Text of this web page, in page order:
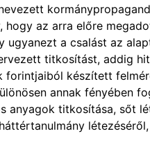
az arra előre
ugyanezt a csalást az
titkosítást, addig
készített
annak fényében
anyagok titkosítása, sőt